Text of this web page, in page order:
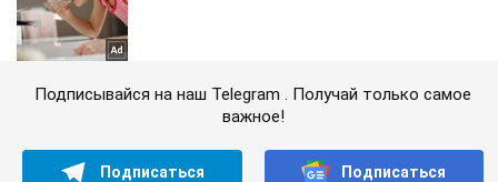
Подписывайся на наш Telegram . Получай только самое
важное!
Подписаться Подписаться